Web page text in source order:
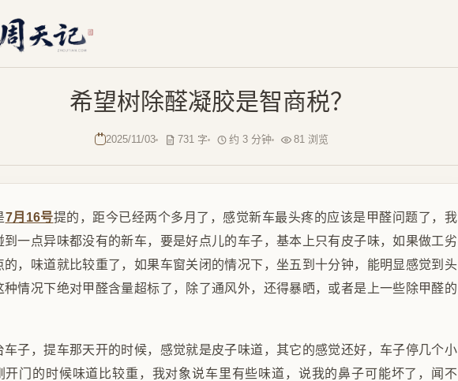
希望树除醛凝胶是智商税？
2025/11/03 731 字 约 3 分钟 81 浏览
7月16号提的，距今已经两个多月了，感觉新车最头疼的应该是甲醛问题了，我
到一点异味都没有的新车，要是好点儿的车子，基本上只有皮子味，如果做工劣
的，味道就比较重了，如果车窗关闭的情况下，坐五到十分钟，能明显感觉到头
种情况下绝对甲醛含量超标了，除了通风外，还得暴晒，或者是上一些除甲醛的
车子，提车那天开的时候，感觉就是皮子味道，其它的感觉还好，车子停几个小
开门的时候味道比较重，我对象说车里有些味道，说我的鼻子可能坏了，闻不